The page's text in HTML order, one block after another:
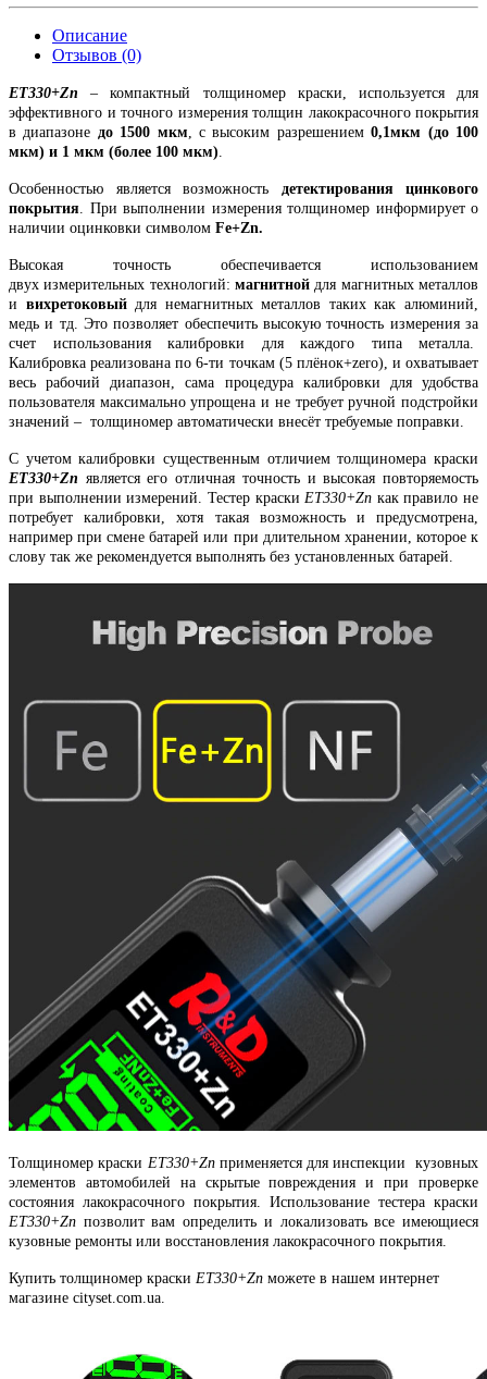
Описание
Отзывов (0)
ET330+Zn– компактный толщиномер краски, используется для
эффективного и точного измерения толщин лакокрасочного покрытия
в диапазоне до 1500 мкм , с высоким разрешением0,1мкм (до 100
мкм) и 1 мкм (более 100 мкм)
Особенностью является возможность детектирования цинкового
покрытия . При выполнении измерения толщиномер информирует о
наличии оцинковки символом Fe+Zn.
Высокая точность обеспечивается использованием
двух измерительных технологий: магнитной для магнитных металлов
и вихретоковый для немагнитных металлов таких как алюминий,
медь и тд. Это позволяет обеспечить высокую точность измерения за
счет использования калибровки для каждого типа металла.
Калибровка реализована по 6-ти точкам (5 плёнок+zero), и охватывает
весь рабочий диапазон, сама процедура калибровки для удобства
пользователя максимально упрощена и не требует ручной подстройки
значений – толщиномер автоматически внесёт требуемые поправки.
С учетом калибровки существенным отличием толщиномера краски
ET330+Zn является его отличная точность и высокая повторяемость
при выполнении измерений. Тестер краски ET330+Zn как правило не
потребует калибровки, хотя такая возможность и предусмотрена,
например при смене батарей или при длительном хранении, которое к
слову так же рекомендуется выполнять без установленных батарей.
Толщиномер краски ET330+Zn применяется для инспекции кузовных
элементов автомобилей на скрытые повреждения и при проверке
состояния лакокрасочного покрытия. Использование тестера краски
ET330+Zn позволит вам определить и локализовать все имеющиеся
кузовные ремонты или восстановления лакокрасочного покрытия.
Купить толщиномер краски ET330+Zn можете в нашем интернет
магазине cityset.com.ua.